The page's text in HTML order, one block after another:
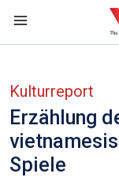
Kulturreport
Erzählung
Spiele